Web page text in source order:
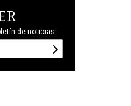
de noticias